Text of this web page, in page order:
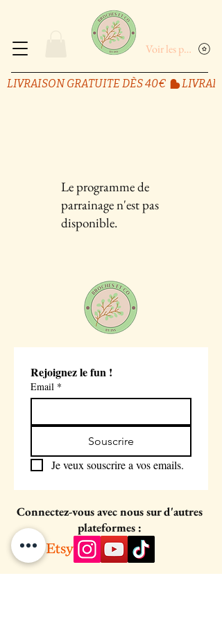
LIVRAISON GRATUITE DÈS 40€
Voir les points
Le programme de
parrainage n'est pas
disponible.
Rejoignez le fun !
Email *
Souscrire
Je veux souscrire a vos emails.
Connectez-vous avec nous sur d'autres
plateformes :